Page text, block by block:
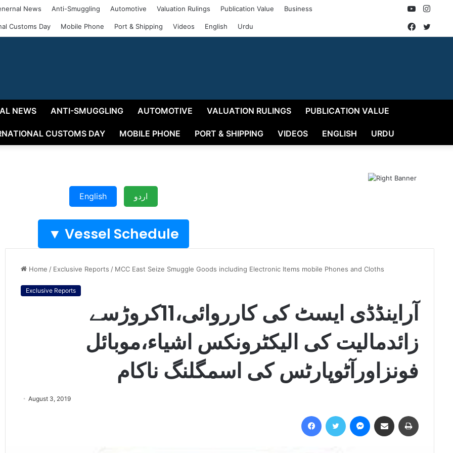
News Anti-Smuggling Automotive Valuation Rulings Publication Value Business
Customs Day Mobile Phone Port & Shipping Videos English Urdu
YouTube
Facebook
NEWS ANTI-SMUGGLING AUTOMOTIVE VALUATION RULINGS PUBLICATION VALUE
CUSTOMS DAY MOBILE PHONE PORT & SHIPPING VIDEOS ENGLISH URDU
English اردو
Vessel Schedule ▼
Home / Exclusive Reports / MCC East Seize Smuggle Goods including Electronic Items mobile Phones and Cloths
Exclusive Reports
آراینڈڈی ایسٹ کی کارروائی،11کروڑسے
زائدمالیت کی الیکٹرونکس اشیاء،موبائل
فونزاورآٹوپارٹس کی اسمگلنگ ناکام
August 3, 2019